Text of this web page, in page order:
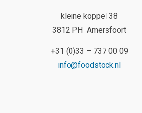
kleine koppel 38
3812 PH Amersfoort
+31 (0)33 – 737 00 09
info@foodstock.nl